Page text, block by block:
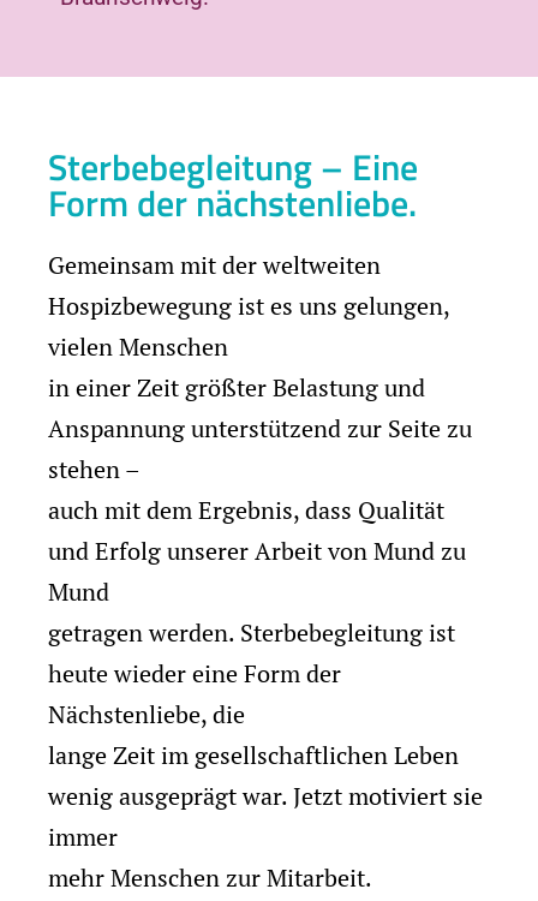
Sterbebegleitung – Eine
Form der nächstenliebe.
Gemeinsam mit der weltweiten
Hospizbewegung ist es uns gelungen,
vielen Menschen
in einer Zeit größter Belastung und
Anspannung unterstützend zur Seite zu
stehen –
auch mit dem Ergebnis, dass Qualität
und Erfolg unserer Arbeit von Mund zu
Mund
getragen werden. Sterbebegleitung ist
heute wieder eine Form der
Nächstenliebe, die
lange Zeit im gesellschaftlichen Leben
wenig ausgeprägt war. Jetzt motiviert sie
immer
mehr Menschen zur Mitarbeit.